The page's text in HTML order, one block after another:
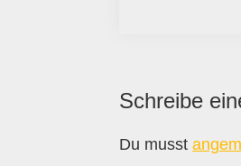
Leser-
Schreibe
Du musst